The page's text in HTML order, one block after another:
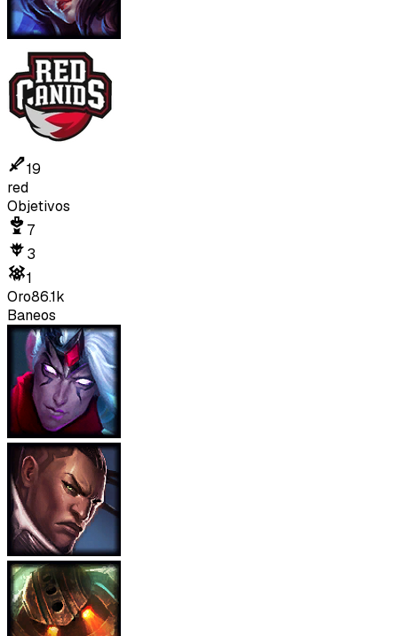
19
red
Objetivos
7
3
1
Oro86.1k
Baneos